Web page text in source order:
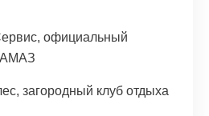
официальный
загородный клуб отдыха